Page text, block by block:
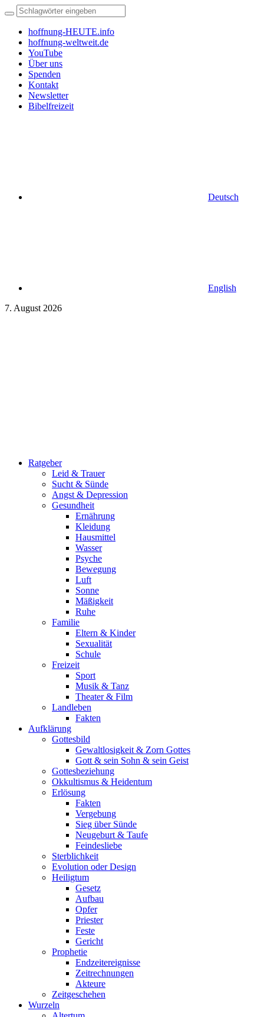
hoffnung-HEUTE.info
hoffnung-weltweit.de
YouTube
Über uns
Spenden
Kontakt
Newsletter
Bibelfreizeit
Deutsch
English
7. August 2026
Ratgeber
Leid & Trauer
Sucht & Sünde
Angst & Depression
Gesundheit
Ernährung
Kleidung
Hausmittel
Wasser
Psyche
Bewegung
Luft
Sonne
Mäßigkeit
Ruhe
Familie
Eltern & Kinder
Sexualität
Schule
Freizeit
Sport
Musik & Tanz
Theater & Film
Landleben
Fakten
Aufklärung
Gottesbild
Gewaltlosigkeit & Zorn Gottes
Gott & sein Sohn & sein Geist
Gottesbeziehung
Okkultismus & Heidentum
Erlösung
Fakten
Vergebung
Sieg über Sünde
Neugeburt & Taufe
Feindesliebe
Sterblichkeit
Evolution oder Design
Heiligtum
Gesetz
Aufbau
Opfer
Priester
Feste
Gericht
Prophetie
Endzeitereignisse
Zeitrechnungen
Akteure
Zeitgeschehen
Wurzeln